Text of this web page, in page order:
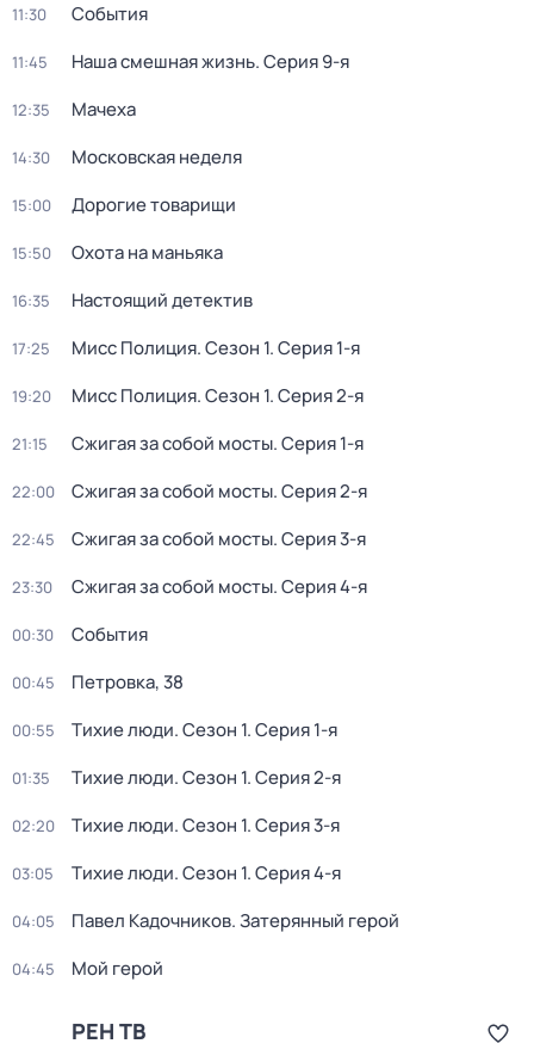
11:30 События
11:45 Наша смешная жизнь. Серия 9-я
12:35 Мачеха
14:30 Московская неделя
15:00 Дорогие товарищи
15:50 Охота на маньяка
16:35 Настоящий детектив
17:25 Мисс Полиция. Сезон 1. Серия 1-я
19:20 Мисс Полиция. Сезон 1. Серия 2-я
21:15 Сжигая за собой мосты. Серия 1-я
22:00 Сжигая за собой мосты. Серия 2-я
22:45 Сжигая за собой мосты. Серия 3-я
23:30 Сжигая за собой мосты. Серия 4-я
00:30 События
00:45 Петровка, 38
00:55 Тихие люди. Сезон 1. Серия 1-я
01:35 Тихие люди. Сезон 1. Серия 2-я
02:20 Тихие люди. Сезон 1. Серия 3-я
03:05 Тихие люди. Сезон 1. Серия 4-я
04:05 Павел Кадочников. Затерянный герой
04:45 Мой герой
РЕН ТВ